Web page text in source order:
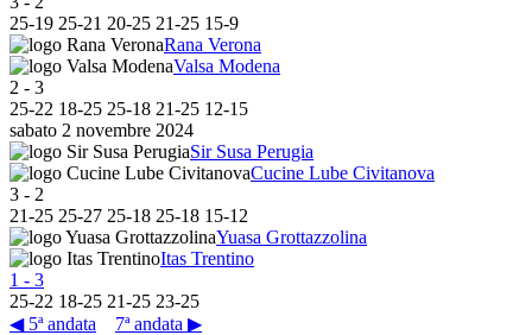
25-19 25-21 20-25 21-25 15-9
Rana Verona
Valsa Modena
2 - 3
25-22 18-25 25-18 21-25 12-15
sabato 2 novembre 2024
Sir Susa Perugia
Cucine Lube Civitanova
3 - 2
21-25 25-27 25-18 25-18 15-12
Yuasa Grottazzolina
Itas Trentino
1 - 3
25-22 18-25 21-25 23-25
◀ 5ª andata
7ª andata ▶